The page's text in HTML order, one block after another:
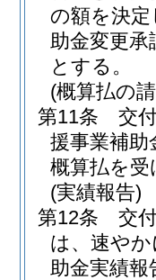
の額を決定
助金変更承
とする。
(概算払の
第11条
交
援事業補
概算払を
(実績報告)
第12条
交
は、速や
助金実績